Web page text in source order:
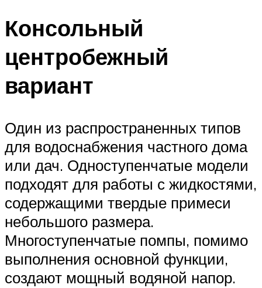
Консольный
центробежный
вариант
Один из распространенных типов
для водоснабжения частного дома
или дач. Одноступенчатые модели
подходят для работы с жидкостями,
содержащими твердые примеси
небольшого размера.
Многоступенчатые помпы, помимо
выполнения основной функции,
создают мощный водяной напор.